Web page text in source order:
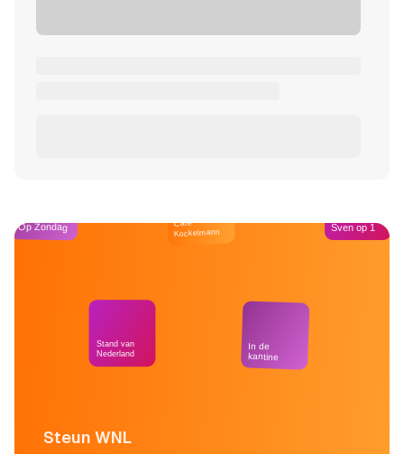
Steun WNL
Op Zondag
Stand van
Nederland
Café
Kockelmann
In de
kantine
Sven op 1